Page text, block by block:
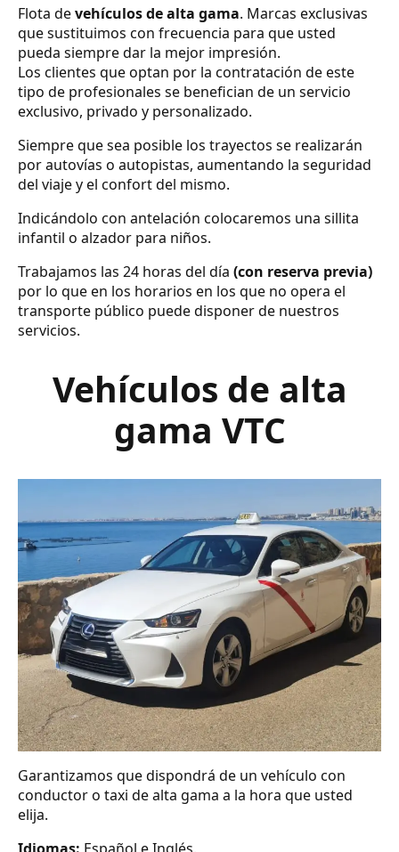
Flota devehículos de alta gama. Marcas exclusivas
que sustituimos con frecuencia para que usted
pueda siempre dar la mejor impresión.
Los clientes que optan por la contratación de este
tipo de profesionales se benefician de un servicio
exclusivo, privado y personalizado.
Siempre que sea posible los trayectos se realizarán
por autovías o autopistas, aumentando la seguridad
del viaje y el confort del mismo.
Indicándolo con antelación colocaremos una sillita
infantil o alzador para niños.
Trabajamos las 24 horas del día (con reserva previa)
por lo que en los horarios en los que no opera el
transporte público puede disponer de nuestros
servicios.
Vehículos de alta
gama VTC
Garantizamos que dispondrá de un vehículo con
conductor o taxi de alta gama a la hora que usted
elija.